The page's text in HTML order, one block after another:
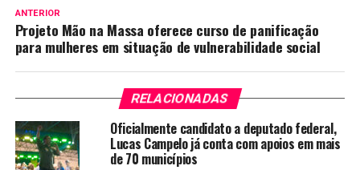
ANTERIOR
Projeto Mão na Massa oferece curso de panificação
para mulheres em situação de vulnerabilidade social
RELACIONADAS
Oficialmente candidato a deputado federal,
Lucas Campelo já conta com apoios em mais
de 70 municípios